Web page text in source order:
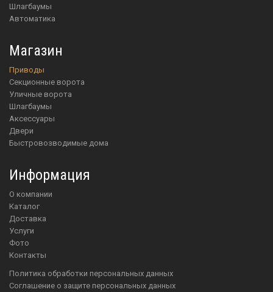
Шлагбаумы
Автоматика
Магазин
приводы
Секционные ворота
Уличные ворота
шлагбаумы
аксессуары
двери
Быстровозводимые дома
Информация
О компании
Каталог
Доставка
Услуги
Фото
Контакты
Политика обработки персональных данных
Соглашение о защите персональных данных